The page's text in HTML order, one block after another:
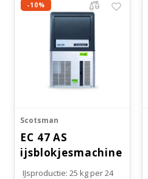
-10%
Scotsman
EC 47 AS
ijsblokjesmachine
Gourmet
IJsproductie: 25 kg per 24